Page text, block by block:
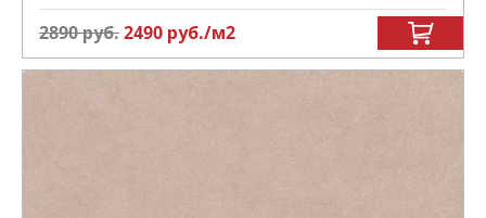
2890руб.2490 руб./м2